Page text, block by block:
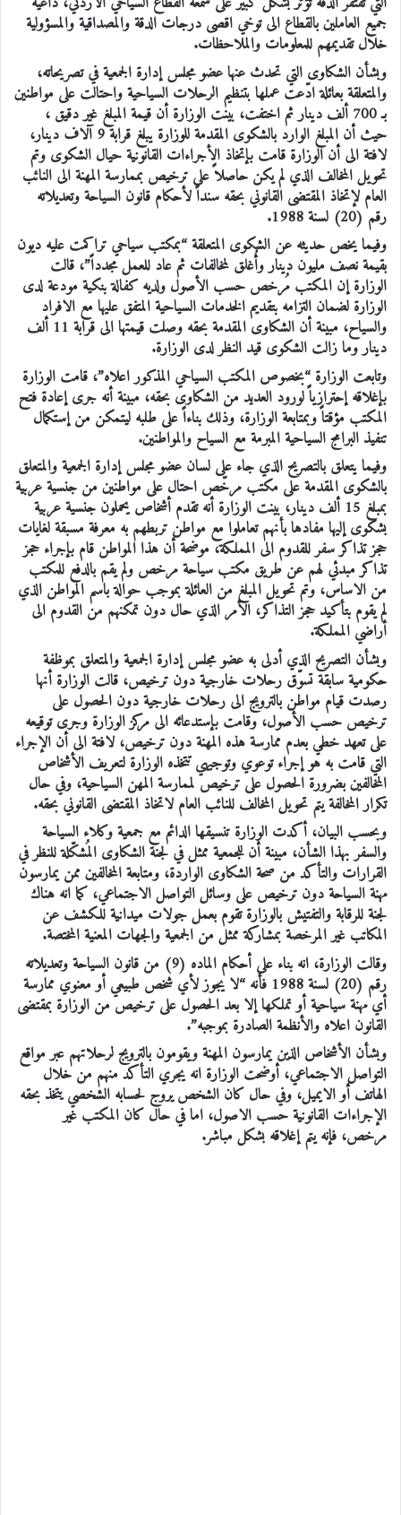
جميع العاملين بالقطاع الى توخي اقصى درجات الدقة والمصداقية والمسؤولية
خلال تقديمهم للمعلومات والملاحظات.
وبشأن الشكاوى التي تحدث عنها عضو مجلس إدارة الجمعية في تصريحاته،
والمتعلقة بعائلة ادّعت عملها بتنظيم الرحلات السياحية واحتالت على مواطنين
بـ 700 ألف دينار ثم اختفت، بينت الوزارة أن قيمة المبلغ غير دقيق ،
حيث أن المبلغ الوارد بالشكوى المقدمة للوزارة يبلغ قرابة 9 آلاف دينار،
لافتة الى أن الوزارة قامت بإتخاذ الأجراءات القانونية حيال الشكوى وتم
تحويل المخالف الذي لم يكن حاصلاً على ترخيص بممارسة المهنة الى النائب
العام لإتخاذ المقتضى القانوني بحقه سنداً لأحكام قانون السياحة وتعديلاته
رقم (20) لسنة 1988.
وفيما يخص حديثه عن الشكوى المتعلقة “بمكتب سياحي تراكمت عليه ديون
بقيمة نصف مليون دينار وأُغلق لمخالفات ثم عاد للعمل مجدداً”، قالت
الوزارة إن المكتب مُرخص حسب الأصول ولديه كفالة بنكية مودعة لدى
الوزارة لضمان التزامه بتقديم الخدمات السياحية المتفق عليها مع الافراد
والسياح، مبينة أن الشكاوى المقدمة بحقه وصلت قيمتها الى قرابة 11 ألف
دينار وما زالت الشكوى قيد النظر لدى الوزارة.
وتابعت الوزارة “بخصوص المكتب السياحي المذكور اعلاه”، قامت الوزارة
بإغلاقه إحترازياً لورود العديد من الشكاوى بحقه، مبينة أنه جرى إعادة فتح
المكتب مؤقتاً وبمتابعة الوزارة، وذلك بناءاً على طلبه ليتمكن من إستكمال
تنفيذ البرامج السياحية المبرمة مع السياح والمواطنين.
وفيما يتعلق بالتصريح الذي جاء على لسان عضو مجلس إدارة الجمعية والمتعلق
بالشكوى المقدمة على مكتب مرخّص احتال على مواطنين من جنسية عربية
بمبلغ 15 ألف دينار، بينت الوزارة أنه تقدم أشخاص يحملون جنسية عربية
بشكوى إليها مفادها بأنهم تعاملوا مع مواطن تربطهم به معرفة مسبقة لغايات
حجز تذاكر سفر للقدوم الى المملكة، موضحة أن هذا المواطن قام بإجراء حجز
تذاكر مبدئي لهم عن طريق مكتب سياحة مرخص ولم يقم بالدفع للمكتب
من الاساس، وتم تحويل المبلغ من العائلة بموجب حوالة باسم المواطن الذي
لم يقوم بتأكيد حجز التذاكر، الأمر الذي حال دون تمكنهم من القدوم الى
أراضي المملكة.
وبشأن التصريح الذي أدلى به عضو مجلس إدارة الجمعية والمتعلق بموظفة
حكومية سابقة تسوّق رحلات خارجية دون ترخيص، قالت الوزارة أنها
رصدت قيام مواطن بالترويج الى رحلات خارجية دون الحصول على
ترخيص حسب الأصول، وقامت بإستدعائه الى مركز الوزارة وجرى توقيعه
على تعهد خطي بعدم ممارسة هذه المهنة دون ترخيص، لافتة الى أن الإجراء
التي قامت به هو إجراء توعوي وتوجيهي تتخذه الوزارة لتعريف الأشخاص
المخالفين بضرورة الحصول على ترخيص لممارسة المهن السياحية، وفي حال
تكرار المخالفة يتم تحويل المخالف للنائب العام لاتخاذ المقتضى القانوني بحقه.
وبحسب البيان، أكدت الوزارة تنسيقها الدائم مع جمعية وكلاء السياحة
والسفر بهذا الشأن، مبينة أن للجمعية ممثل في لجنة الشكاوى المُشكّلة للنظر في
القرارات والتأكد من صحة الشكاوى الواردة، ومتابعة المخالفين ممن يمارسون
مهنة السياحة دون ترخيص على وسائل التواصل الاجتماعي، كما انه هناك
لجنة للرقابة والتفتيش بالوزارة تقوم بعمل جولات ميدانية للكشف عن
المكاتب غير المرخصة بمشاركة ممثل من الجمعية والجهات المعنية المختصة.
وقالت الوزارة، انه بناء على أحكام الماده (9) من قانون السياحة وتعديلاته
رقم (20) لسنة 1988 فأنه “لا يجوز لأي شخص طبيعي أو معنوي ممارسة
أي مهنة سياحية أو تملكها إلا بعد الحصول على ترخيص من الوزارة بمقتضى
القانون اعلاه والأنظمة الصادرة بموجبه”.
وبشأن الأشخاص الذين يمارسون المهنة ويقومون بالترويج لرحلاتهم عبر مواقع
التواصل الاجتماعي، أوضحت الوزارة انه يجري التأكد منهم من خلال
الهاتف أو الايميل، وفي حال كان الشخص يروج لحسابه الشخصي يتخذ بحقه
الإجراءات القانونية حسب الاصول، اما في حال كان المكتب غير
مرخص، فإنه يتم إغلاقه بشكل مباشر.